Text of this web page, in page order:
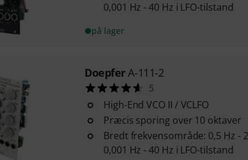
0,001 Hz - 40 Hz i LFO-tilstand
på lager
DoepferA-111-2
5
High-End VCO II / VCLFO
Præcis sporing over 10 oktaver
Bredt frekvensområde: 0,5 Hz -
0,001 Hz - 40 Hz i LFO-tilstand